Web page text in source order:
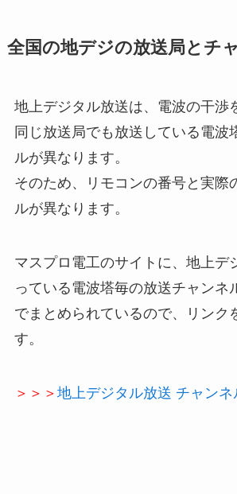
全国の地デジの放送局とチ
地上デジタル放送は、電波の干渉
同じ放送局でも放送している電波
ルが異なります。
そのため、リモコンの番号と実際
ルが異なります。
マスプロ電工のサイトに、地上デ
っている電波塔毎の放送チャンネ
でまとめられているので、リンク
す。
＞＞＞ 地上デジタル放送 チャンネ